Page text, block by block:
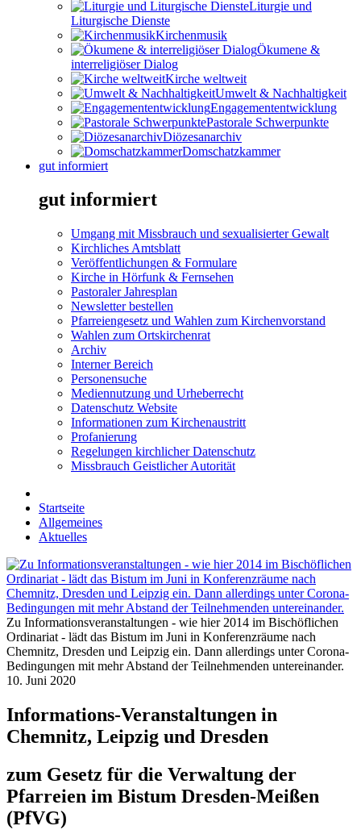
Liturgie und
Liturgische Dienste
Kirchenmusik
Ökumene &
interreligiöser Dialog
Kirche weltweit
Umwelt & Nachhaltigkeit
Engagemententwicklung
Pastorale Schwerpunkte
Diözesanarchiv
Domschatzkammer
gut informiert
gut informiert
Umgang mit Missbrauch und sexualisierter Gewalt
Kirchliches Amtsblatt
Veröffentlichungen & Formulare
Kirche in Hörfunk & Fernsehen
Pastoraler Jahresplan
Newsletter bestellen
Pfarreiengesetz und Wahlen zum Kirchenvorstand
Wahlen zum Ortskirchenrat
Archiv
Interner Bereich
Personensuche
Mediennutzung und Urheberrecht
Datenschutz Website
Informationen zum Kirchenaustritt
Profanierung
Regelungen kirchlicher Datenschutz
Missbrauch Geistlicher Autorität
Startseite
Allgemeines
Aktuelles
Zu Informationsveranstaltungen - wie hier 2014 im Bischöflichen
Ordinariat - lädt das Bistum im Juni in Konferenzräume nach
Chemnitz, Dresden und Leipzig ein. Dann allerdings unter Corona-
Bedingungen mit mehr Abstand der Teilnehmenden untereinander.
10. Juni 2020
Informations-Veranstaltungen in
Chemnitz, Leipzig und Dresden
zum Gesetz für die Verwaltung der
Pfarreien im Bistum Dresden-Meißen
(PfVG)